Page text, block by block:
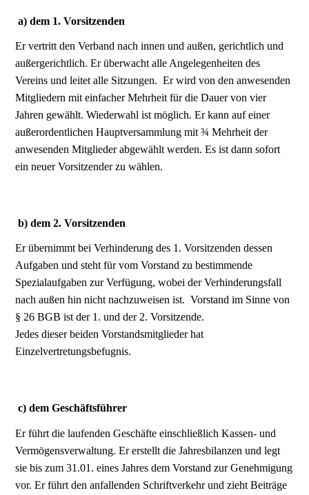
a) dem 1. Vorsitzenden
Er vertritt den Verband nach innen und außen, gerichtlich und
außergerichtlich. Er überwacht alle Angelegenheiten des
Vereins und leitet alle Sitzungen. Er wird von den anwesenden
Mitgliedern mit einfacher Mehrheit für die Dauer von vier
Jahren gewählt. Wiederwahl ist möglich. Er kann auf einer
außerordentlichen Hauptversammlung mit ¾ Mehrheit der
anwesenden Mitglieder abgewählt werden. Es ist dann sofort
ein neuer Vorsitzender zu wählen.
b) dem 2. Vorsitzenden
Er übernimmt bei Verhinderung des 1. Vorsitzenden dessen
Aufgaben und steht für vom Vorstand zu bestimmende
Spezialaufgaben zur Verfügung, wobei der Verhinderungsfall
nach außen hin nicht nachzuweisen ist. Vorstand im Sinne von
§ 26 BGB ist der 1. und der 2. Vorsitzende.
Jedes dieser beiden Vorstandsmitglieder hat
Einzelvertretungsbefugnis.
c) dem Geschäftsführer
Er führt die laufenden Geschäfte einschließlich Kassen- und
Vermögensverwaltung. Er erstellt die Jahresbilanzen und legt
sie bis zum 31.01. eines Jahres dem Vorstand zur Genehmigung
vor. Er führt den anfallenden Schriftverkehr und zieht Beiträge